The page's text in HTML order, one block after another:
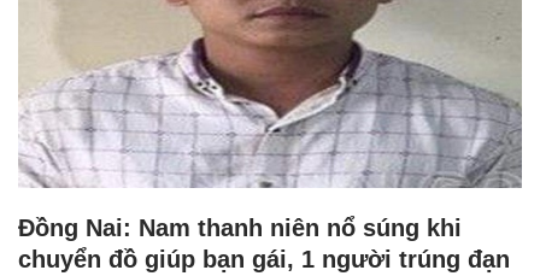
Đồng Nai: Nam thanh niên nổ súng khi
chuyển đồ giúp bạn gái, 1 người trúng đạn